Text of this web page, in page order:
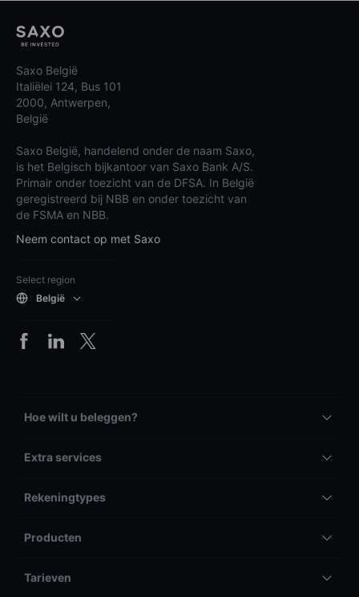
Saxo België
Italiëlei 124, Bus 101
2000, Antwerpen,
België
Saxo België, handelend onder de naam Saxo,
is het Belgisch bijkantoor van Saxo Bank A/S.
Primair onder toezicht van de DFSA. In België
geregistreerd bij NBB en onder toezicht van
de FSMA en NBB.
Neem contact op met Saxo
Select region
België
Hoe wilt u beleggen?
Extra services
Rekeningtypes
Producten
Tarieven